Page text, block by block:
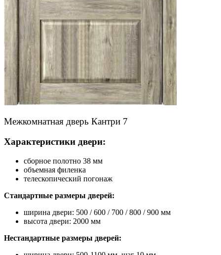
Межкомнатная дверь Кантри 7
Характеристики двери:
сборное полотно 38 мм
объемная филенка
телескопический погонаж
Стандартные размеры дверей:
ширина двери: 500 / 600 / 700 / 800 / 900 мм
высота двери: 2000 мм
Нестандартные размеры дверей: